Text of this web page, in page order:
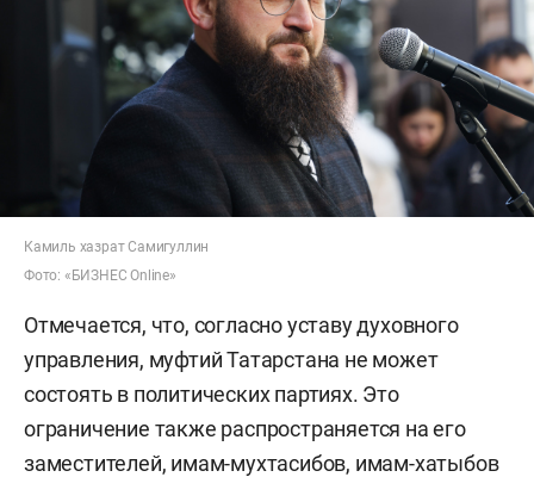
Камиль хазрат Самигуллин
Фото: «БИЗНЕС Online»
Отмечается, что, согласно уставу духовного
управления, муфтий Татарстана не может
состоять в политических партиях. Это
ограничение также распространяется на его
заместителей, имам-мухтасибов, имам-хатыбов